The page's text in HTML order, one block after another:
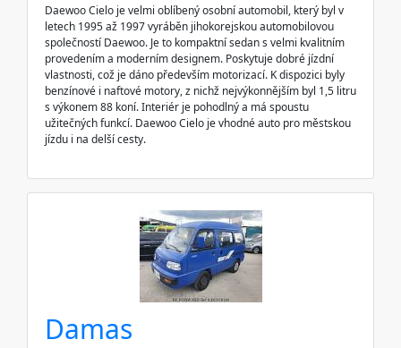
Daewoo Cielo je velmi oblíbený osobní automobil, který byl v
letech 1995 až 1997 vyráběn jihokorejskou automobilovou
společností Daewoo. Je to kompaktní sedan s velmi kvalitním
provedením a moderním designem. Poskytuje dobré jízdní
vlastnosti, což je dáno především motorizací. K dispozici byly
benzínové i naftové motory, z nichž nejvýkonnějším byl 1,5 litru
s výkonem 88 koní. Interiér je pohodlný a má spoustu
užitečných funkcí. Daewoo Cielo je vhodné auto pro městskou
jízdu i na delší cesty.
Damas